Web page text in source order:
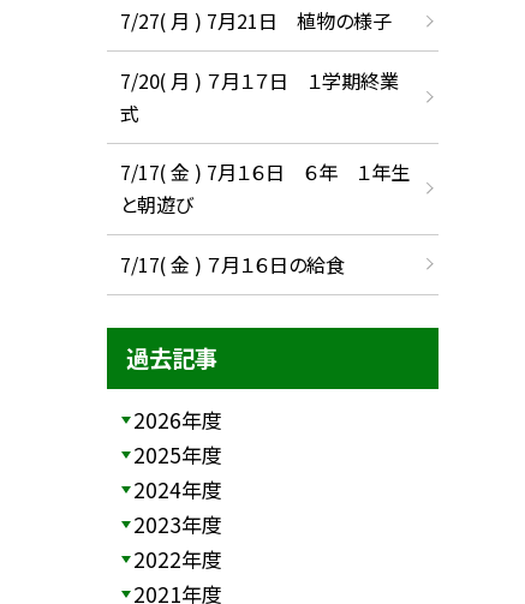
7/27( 月 ) 7月21日 植物の様子
7/20( 月 ) ７月１７日 １学期終業
式
7/17( 金 ) 7月１６日 ６年 １年生
と朝遊び
7/17( 金 ) ７月１６日の給食
過去記事
2026年度
2025年度
2024年度
2023年度
2022年度
2021年度